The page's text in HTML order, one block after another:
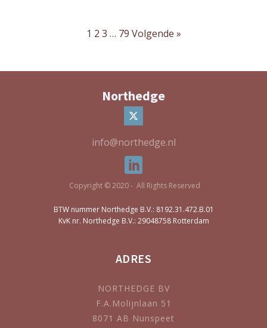
1 2 3 … 79 Volgende »
Northedge
info@northedge.nl
Copyright © 2020 - All Rights Reserved
BTW nummer Northedge B.V.: 8192.31.472.B.01
KvK nr. Northedge B.V.: 29048758 Rotterdam
ADRES
NORTHEDGE BV
F.A.Molijnlaan 51
8071 AB Nunspeet